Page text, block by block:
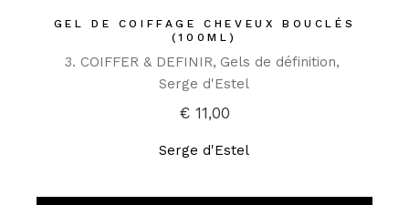
GEL DE COIFFAGE CHEVEUX BOUCLÉS
(100ML)
3. COIFFER & DEFINIR Gels de définition
Serge d'Estel
€11,00
Serge d'Estel